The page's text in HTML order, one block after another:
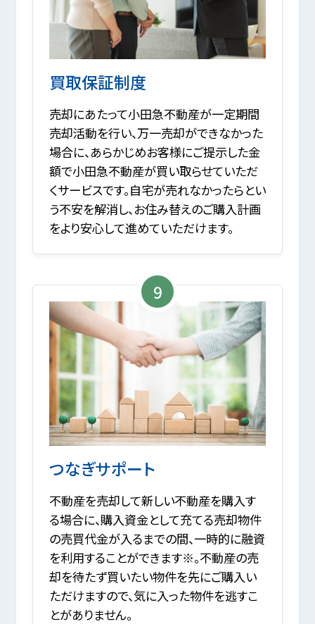
買取保証制度
売却にあたって小田急不動産が一定期間
売却活動を行い、万一売却ができなかった
場合に、あらかじめお客様にご提示した金
額で小田急不動産が買い取らせていただ
くサービスです。自宅が売れなかったらとい
う不安を解消し、お住み替えのご購入計画
をより安心して進めていただけます。
9
つなぎサポート
不動産を売却して新しい不動産を購入す
る場合に、購入資金として充てる売却物件
の売買代金が入るまでの間、一時的に融資
を利用することができます※。不動産の売
却を待たず買いたい物件を先にご購入い
ただけますので、気に入った物件を逃すこ
とがありません。